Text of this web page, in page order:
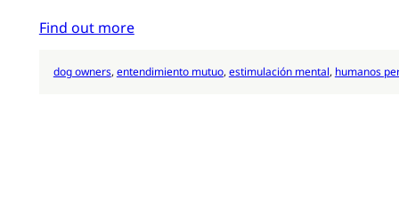
Find out more
dog owners, entendimiento mutuo, estimulación mental, humanos